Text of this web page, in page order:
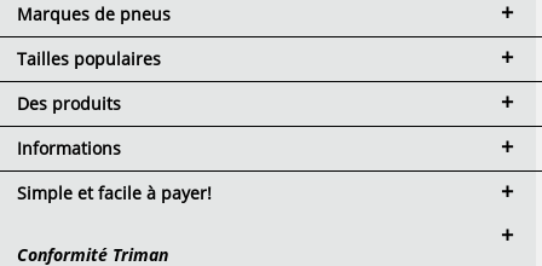
Marques de pneus
Tailles populaires
Des produits
Informations
Simple et facile à payer!
Conformité Triman